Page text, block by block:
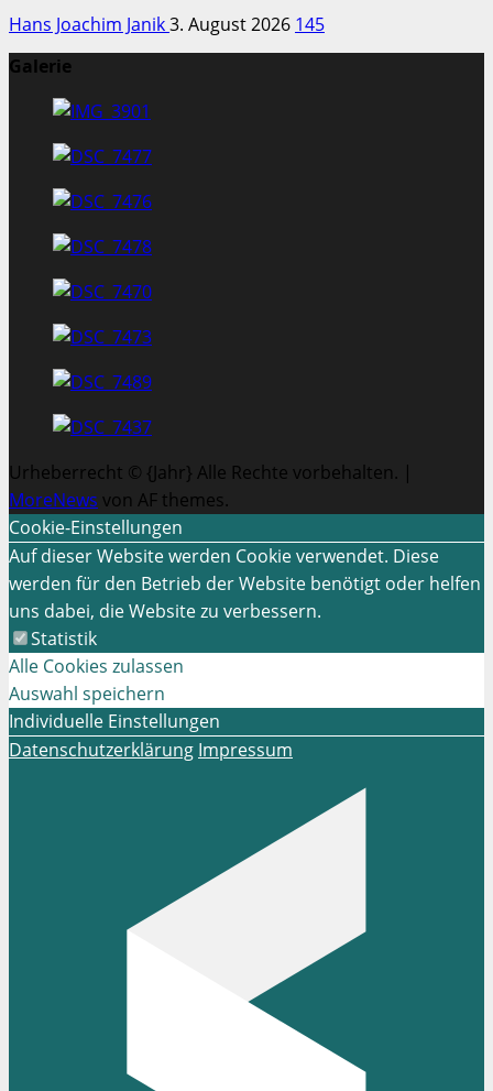
Hans Joachim Janik3. August 2026 145
Galerie
Urheberrecht © {Jahr} Alle Rechte vorbehalten. |
MoreNews von AF themes.
Cookie-Einstellungen
Auf dieser Website werden Cookie verwendet. Diese
werden für den Betrieb der Website benötigt oder helfen
uns dabei, die Website zu verbessern.
Statistik
Alle Cookies zulassen
Auswahl speichern
Individuelle Einstellungen
Datenschutzerklärung Impressum